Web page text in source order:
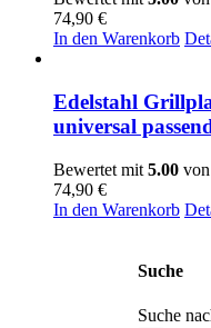
74,90 €
In den Warenkorb
Edelstahl
universal
Bewertet mit 5.00
74,90 €
In den Warenkorb
Suche
Suche